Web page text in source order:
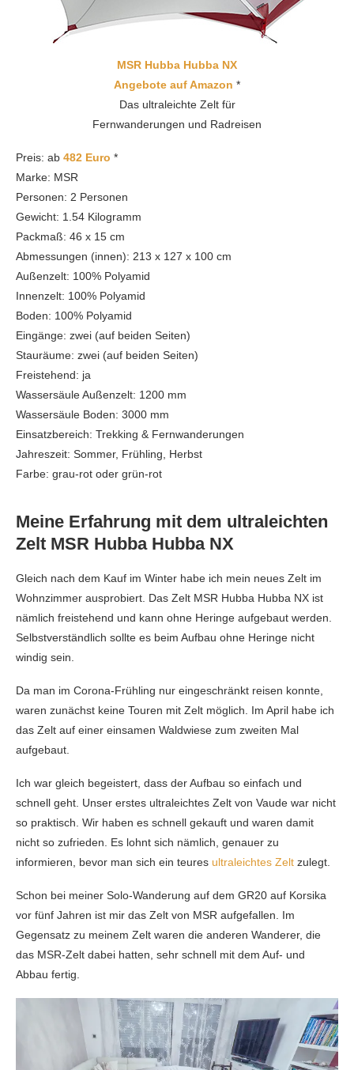
MSR Hubba Hubba NX
Angebote auf Amazon *
Das ultraleichte Zelt für
Fernwanderungen und Radreisen
Preis: ab 482 Euro *
Marke: MSR
Personen: 2 Personen
Gewicht: 1.54 Kilogramm
Packmaß: 46 x 15 cm
Abmessungen (innen): 213 x 127 x 100 cm
Außenzelt: 100% Polyamid
Innenzelt: 100% Polyamid
Boden: 100% Polyamid
Eingänge: zwei (auf beiden Seiten)
Stauräume: zwei (auf beiden Seiten)
Freistehend: ja
Wassersäule Außenzelt: 1200 mm
Wassersäule Boden: 3000 mm
Einsatzbereich: Trekking & Fernwanderungen
Jahreszeit: Sommer, Frühling, Herbst
Farbe: grau-rot oder grün-rot
Meine Erfahrung mit dem ultraleichten
Zelt MSR Hubba Hubba NX
Gleich nach dem Kauf im Winter habe ich mein neues Zelt im
Wohnzimmer ausprobiert. Das Zelt MSR Hubba Hubba NX ist
nämlich freistehend und kann ohne Heringe aufgebaut werden.
Selbstverständlich sollte es beim Aufbau ohne Heringe nicht
windig sein.
Da man im Corona-Frühling nur eingeschränkt reisen konnte,
waren zunächst keine Touren mit Zelt möglich. Im April habe ich
das Zelt auf einer einsamen Waldwiese zum zweiten Mal
aufgebaut.
Ich war gleich begeistert, dass der Aufbau so einfach und
schnell geht. Unser erstes ultraleichtes Zelt von Vaude war nicht
so praktisch. Wir haben es schnell gekauft und waren damit
nicht so zufrieden. Es lohnt sich nämlich, genauer zu
informieren, bevor man sich ein teures ultraleichtes Zelt zulegt.
Schon bei meiner Solo-Wanderung auf dem GR20 auf Korsika
vor fünf Jahren ist mir das Zelt von MSR aufgefallen. Im
Gegensatz zu meinem Zelt waren die anderen Wanderer, die
das MSR-Zelt dabei hatten, sehr schnell mit dem Auf- und
Abbau fertig.